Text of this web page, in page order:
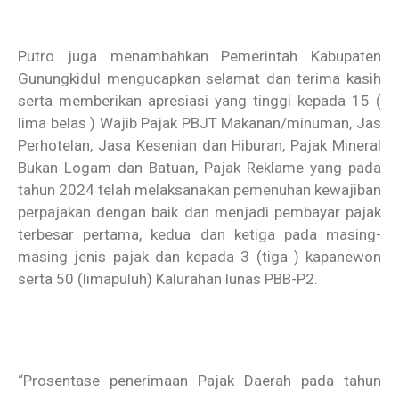
Putro juga menambahkan Pemerintah Kabupaten
Gunungkidul mengucapkan selamat dan terima kasih
serta memberikan apresiasi yang tinggi kepada 15 (
lima belas ) Wajib Pajak PBJT Makanan/minuman, Jas
Perhotelan, Jasa Kesenian dan Hiburan, Pajak Mineral
Bukan Logam dan Batuan, Pajak Reklame yang pada
tahun 2024 telah melaksanakan pemenuhan kewajiban
perpajakan dengan baik dan menjadi pembayar pajak
terbesar pertama, kedua dan ketiga pada masing-
masing jenis pajak dan kepada 3 (tiga ) kapanewon
serta 50 (limapuluh) Kalurahan lunas PBB-P2.
“Prosentase penerimaan Pajak Daerah pada tahun